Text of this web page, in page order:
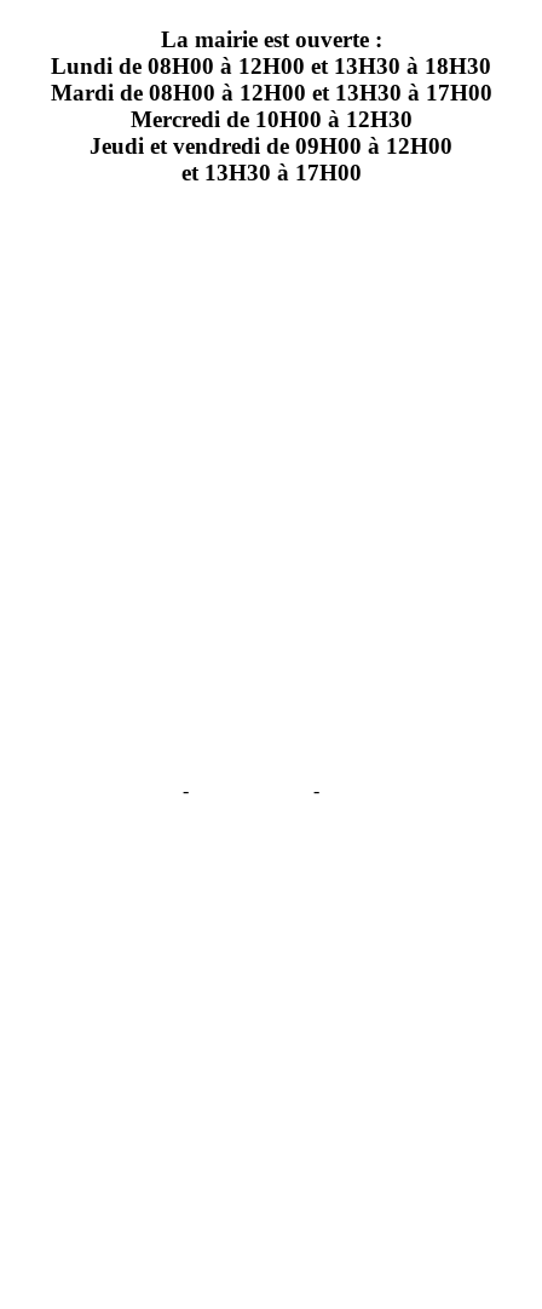
La mairie est ouverte :
Lundi de 08H00 à 12H00 et 13H30 à 18H30
Mardi de 08H00 à 12H00 et 13H30 à 17H00
Mercredi de 10H00 à 12H30
Jeudi et vendredi de 09H00 à 12H00
et 13H30 à 17H00
- -